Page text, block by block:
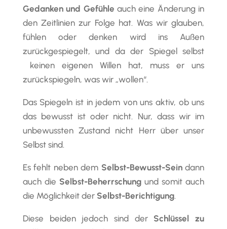
Gedanken und Gefühle auch eine Änderung in
den Zeitlinien zur Folge hat. Was wir glauben,
fühlen oder denken wird ins Außen
zurückgespiegelt, und da der Spiegel selbst
keinen eigenen Willen hat, muss er uns
zurückspiegeln, was wir „wollen“.
Das Spiegeln ist in jedem von uns aktiv, ob uns
das bewusst ist oder nicht. Nur, dass wir im
unbewussten Zustand nicht Herr über unser
Selbst sind.
Es fehlt neben dem Selbst-Bewusst-Seindann
auch die Selbst-Beherrschungund somit auch
die Möglichkeit der Selbst-Berichtigung.
Diese beiden jedoch sind der Schlüssel zu